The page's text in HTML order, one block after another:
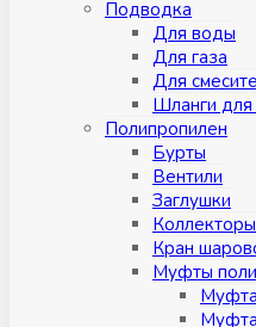
Подводка
Для воды
Для газа
Для
Шланги для
Полипропилен
Бурты
Вентили
Заглушки
Коллекторы
Кран
Муфты